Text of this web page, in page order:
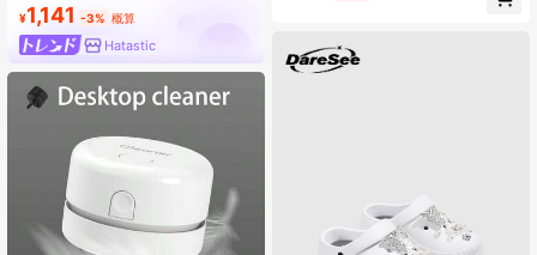
¥1,141 -3% 概算
Hatastic